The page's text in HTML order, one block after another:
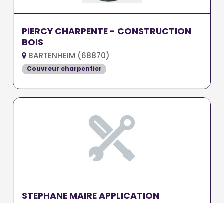
PIERCY CHARPENTE - CONSTRUCTION
BOIS
BARTENHEIM (68870)
Couvreur charpentier
STEPHANE MAIRE APPLICATION